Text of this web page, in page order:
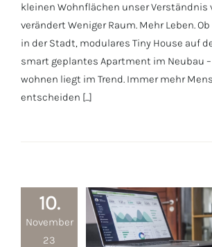
kleinen Wohnflächen unser Verständnis
verändert Weniger Raum. Mehr Leben.
in der Stadt, modulares Tiny House auf
smart geplantes Apartment im Neubau
wohnen liegt im Trend. Immer mehr
entscheiden [...]
10.
November
23